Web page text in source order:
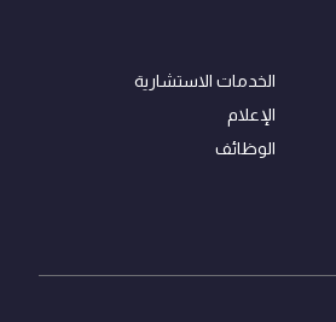
الخدمات الاستشارية
الإعلام
الوظائف